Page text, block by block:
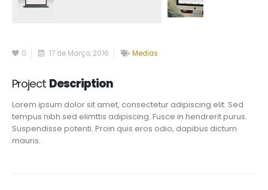
0 17 de Março, 2016 Medias
Project Description
Lorem ipsum dolor sit amet, consectetur adipiscing elit. Sed
tempus nibh sed elimttis adipiscing. Fusce in hendrerit purus.
Suspendisse potenti. Proin quis eros odio, dapibus dictum
mauris.